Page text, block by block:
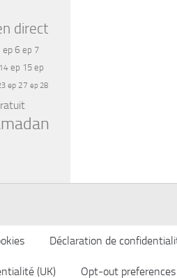
direct
ep 6 ep 7
ep 15 ep
ep 27 ep 28
Déclaration de
(UK) Opt-out preferences